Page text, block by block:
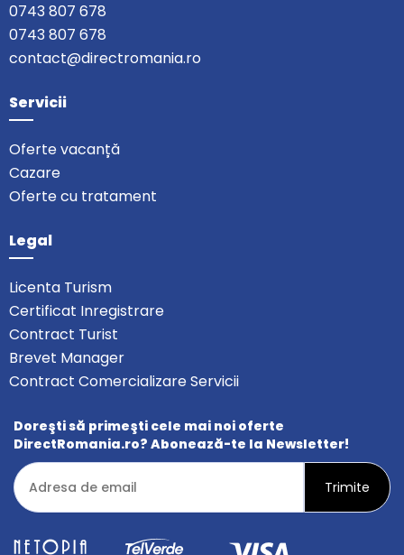
0743 807 678
0743 807 678
contact@directromania.ro
Servicii
Oferte vacanță
Cazare
Oferte cu tratament
Legal
Licenta Turism
Certificat Inregistrare
Contract Turist
Brevet Manager
Contract Comercializare Servicii
Doreşti să primeşti cele mai noi oferte
DirectRomania.ro? Abonează-te la Newsletter!